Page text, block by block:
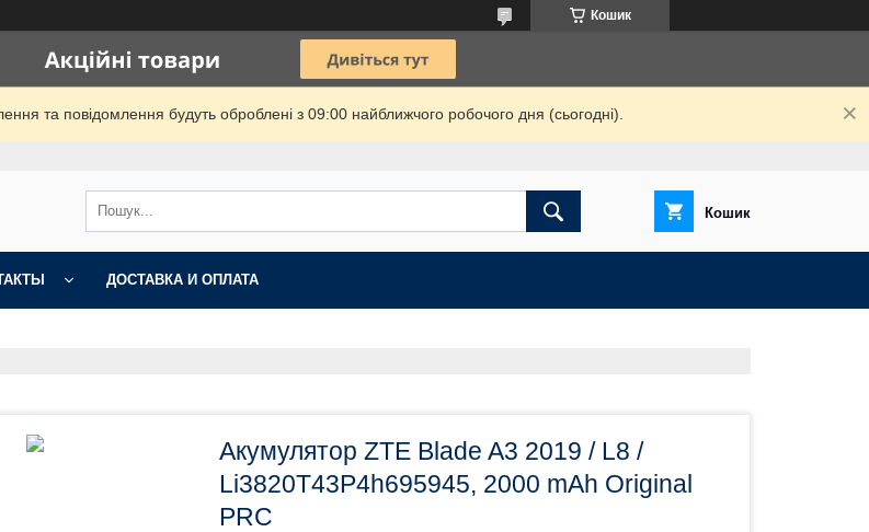
Кошик
та повідомлення будуть оброблені з 09:00 найближчого робочого дня (сьогодні).
Кошик
ДОСТАВКА И ОПЛАТА
Акумулятор ZTE Blade A3 2019 / L8 /
Li3820T43P4h695945, 2000 mAh Original
PRC